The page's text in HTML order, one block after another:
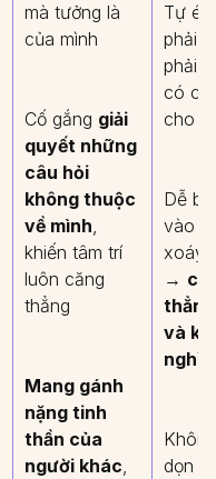
mà tưởng là
của mình
Cố gắng giải
quyết những
câu hỏi
không thuộc
về mình,
khiến tâm trí
luôn căng
thẳng
Mang gánh
nặng tinh
thần của
người khác,
Tự ép
phải
phải
có
cho
Dễ bị
vào
xoáy
→
và
nghỉ
dọn